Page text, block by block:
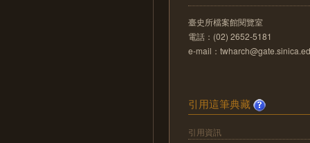
臺史所檔案館閱覽室
電話：(02) 2652-5181
e-mail：
引用這筆典藏
引用資訊